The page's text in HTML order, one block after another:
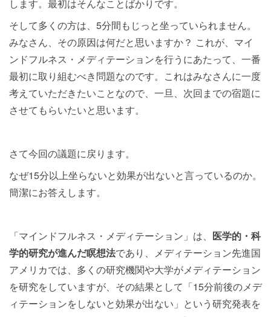
します。最初はそんなことばかりです。
そして多くの方は、5分間もじっと坐っていられません。
みなさん、その原因は何だと思いますか？ これが、マイ
ンドフルネス・メディテーションを行うにあたって、一番
最初に取り組むべき問題なのです。これはみなさんに一度
考えていただきたいことなので、一旦、次回までの宿題に
させてもらいたいと思います。
さて今回の議題に戻ります。
なぜ15分以上坐らないと効果が出ないと言っているのか。
簡潔にお答えします。
「マインドフルネス・メディテーション」は、 医学的・科
学的研究が進んだ瞑想法であり、メディテーション先進国
アメリカでは、多くの研究機関や大学がメディテーション
を研究をしていますが、その結果として「15分前後のメデ
ィテーションをしないと効果が出ない」という研究発表を